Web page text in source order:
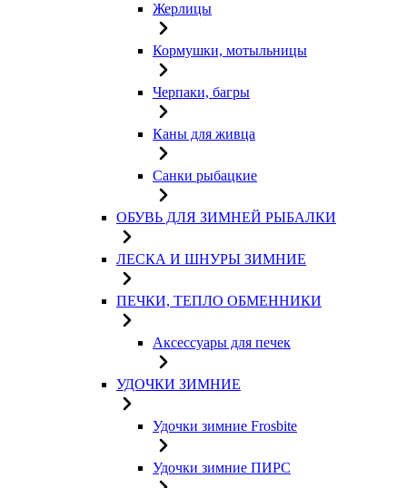
Жерлицы
Кормушки, мотыльницы
Черпаки, багры
Каны для живца
Санки рыбацкие
ОБУВЬ ДЛЯ ЗИМНЕЙ РЫБАЛКИ
ЛЕСКА И ШНУРЫ ЗИМНИЕ
ПЕЧКИ, ТЕПЛО ОБМЕННИКИ
Аксессуары для печек
УДОЧКИ ЗИМНИЕ
Удочки зимние Frosbite
Удочки зимние ПИРС